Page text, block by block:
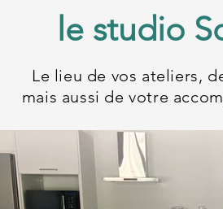
le studio
Le lieu de vos ateliers,
mais aussi de votre